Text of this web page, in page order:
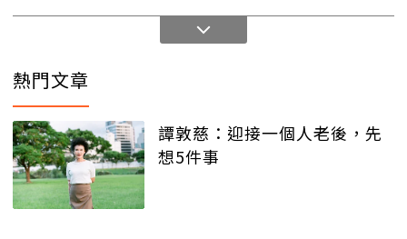
熱門文章
譚敦慈：迎接一個人老後，先
想5件事